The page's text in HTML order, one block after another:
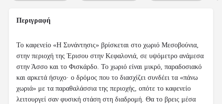
Περιγραφή
Το καφενείο «Η Συνάντησις» βρίσκεται στο χωριό Μεσοβούνια,
στην περιοχή της Έρισου στην Κεφαλονιά, σε υψόμετρο ανάμεσα
στην Άσσο και το Φισκάρδο. Το χωριό είναι μικρό, παραδοσιακό
και αρκετά ήσυχο· ο δρόμος που το διασχίζει συνδέει τα «πάνω
χωριά» με τα παραθαλάσσια της περιοχής, οπότε το καφενείο
λειτουργεί σαν φυσική στάση στη διαδρομή. Θα το βρεις μέσα